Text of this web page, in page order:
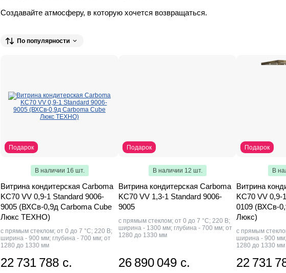
Создавайте атмосферу, в которую хочется возвращаться.
По популярности
Подарок
В наличии 16 шт.
Витрина кондитерская Carboma
KC70 VV 0,9-1 Standard 9006-
9005 (ВХСв-0,9д Carboma Cube
Люкс ТЕХНО)
с прямым стеклом; от 0 до 7 °С; 220 В;
ширина - 900 мм; глубина - 700 мм; от
1280 до 1330 мм
22 731 788 с.
Подарок
В наличии 12 шт.
Витрина кондитерская Carboma
KC70 VV 1,3-1 Standard 9006-
9005
с прямым стеклом; от 0 до 7 °С; 220 В;
ширина - 1300 мм; глубина - 700 мм; от
1280 до 1330 мм
26 890 049 с.
Подарок
В
Витрина
KC70 VV 0,9-
0109 (ВХСв-
Люкс)
с прямым
ширина - 900
1280 до 1330 мм
22 731